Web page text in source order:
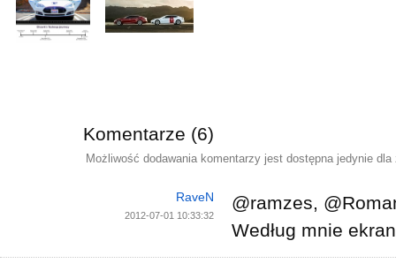
Komentarze (6)
Możliwość dodawania komentarzy jest dostępna jedynie
RaveN
2012-07-01 10:33:32
@ramzes,
Według mnie